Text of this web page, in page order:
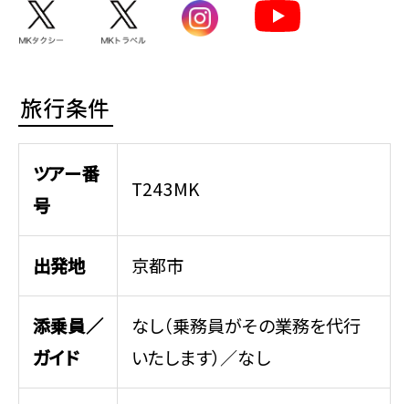
旅行条件
ツアー番
号
T243MK
出発地 京都市
添乗員／
ガイド
なし（乗務員がその業務を代行
いたします）／なし